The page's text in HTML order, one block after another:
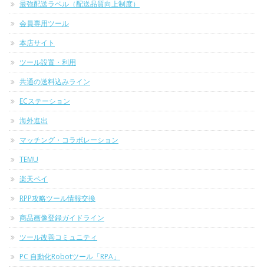
最強配送ラベル（配送品質向上制度）
会員専用ツール
本店サイト
ツール設置・利用
共通の送料込みライン
ECステーション
海外進出
マッチング・コラボレーション
TEMU
楽天ペイ
RPP攻略ツール情報交換
商品画像登録ガイドライン
ツール改善コミュニティ
PC 自動化Robotツール「RPA」